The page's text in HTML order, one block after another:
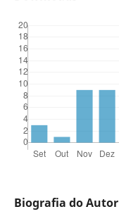
Biografia do Autor